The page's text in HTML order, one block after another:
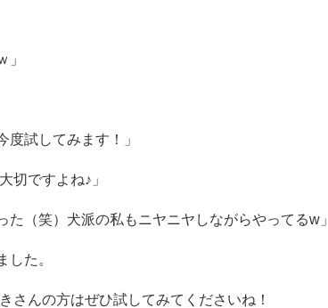
」
度試してみます！」
切ですよね♪」
た（笑）犬派の私もニヤニヤしながらやってるw」
した。
さんの方はぜひ試してみてくださいね！